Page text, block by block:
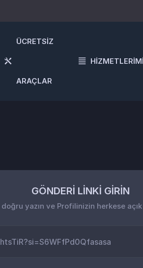
ÜCRETSİZ
ARAÇLAR
GÖNDERİ LİNKİ GİRİN
yazın ve Profilinizin herkese